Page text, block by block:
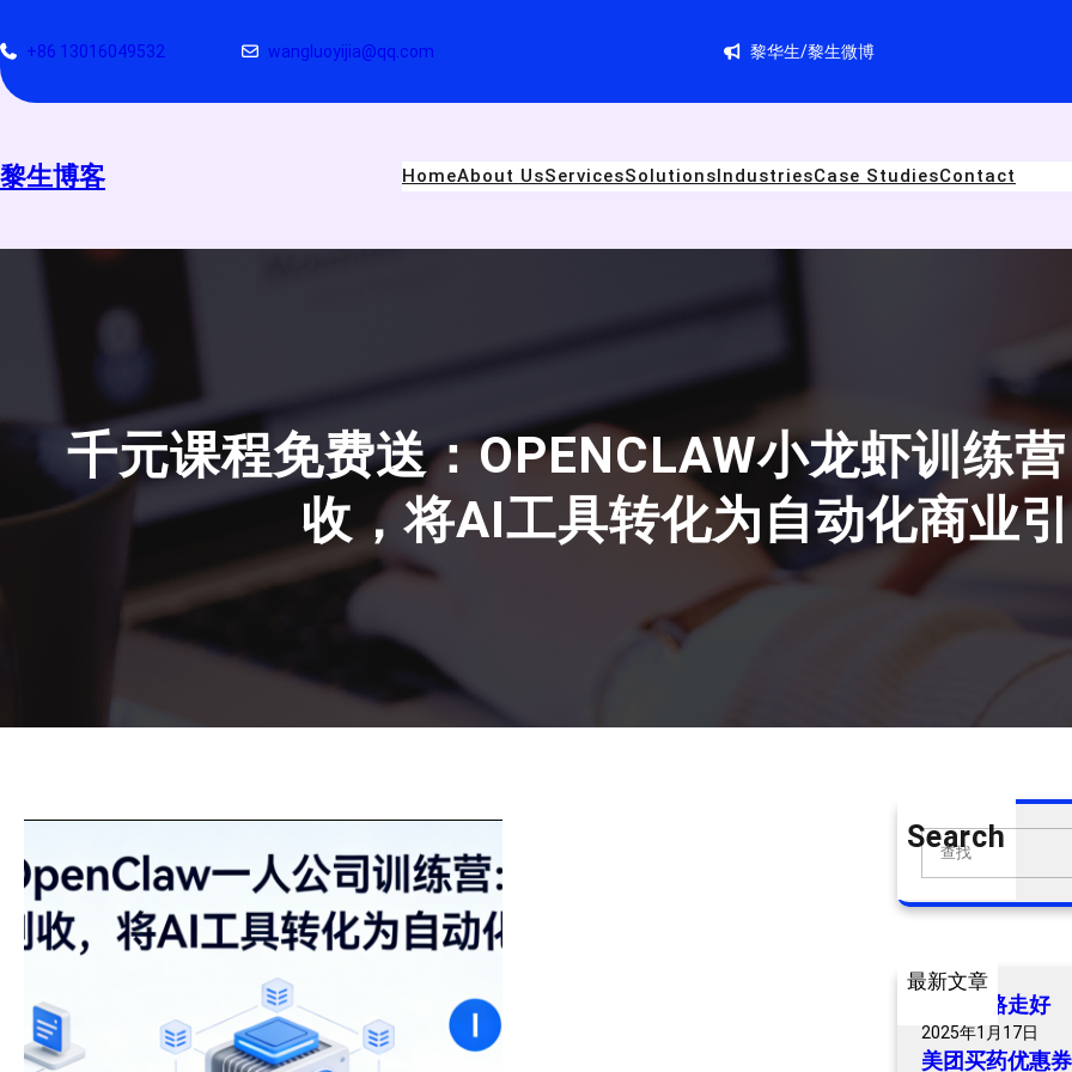
至
内
容
+86 13016049532 wangluoyijia@qq.com 黎华生/黎生微博
黎生博客 HomeAbout UsServicesSolutionsIndustriesCase StudiesContact
千元课程免费送：OPENCLAW小龙虾训练
收，将AI工具转化为自动化商业
Search
S
a
h
最新文章
爷爷一路走好
2025年1月17日
美团买药优惠